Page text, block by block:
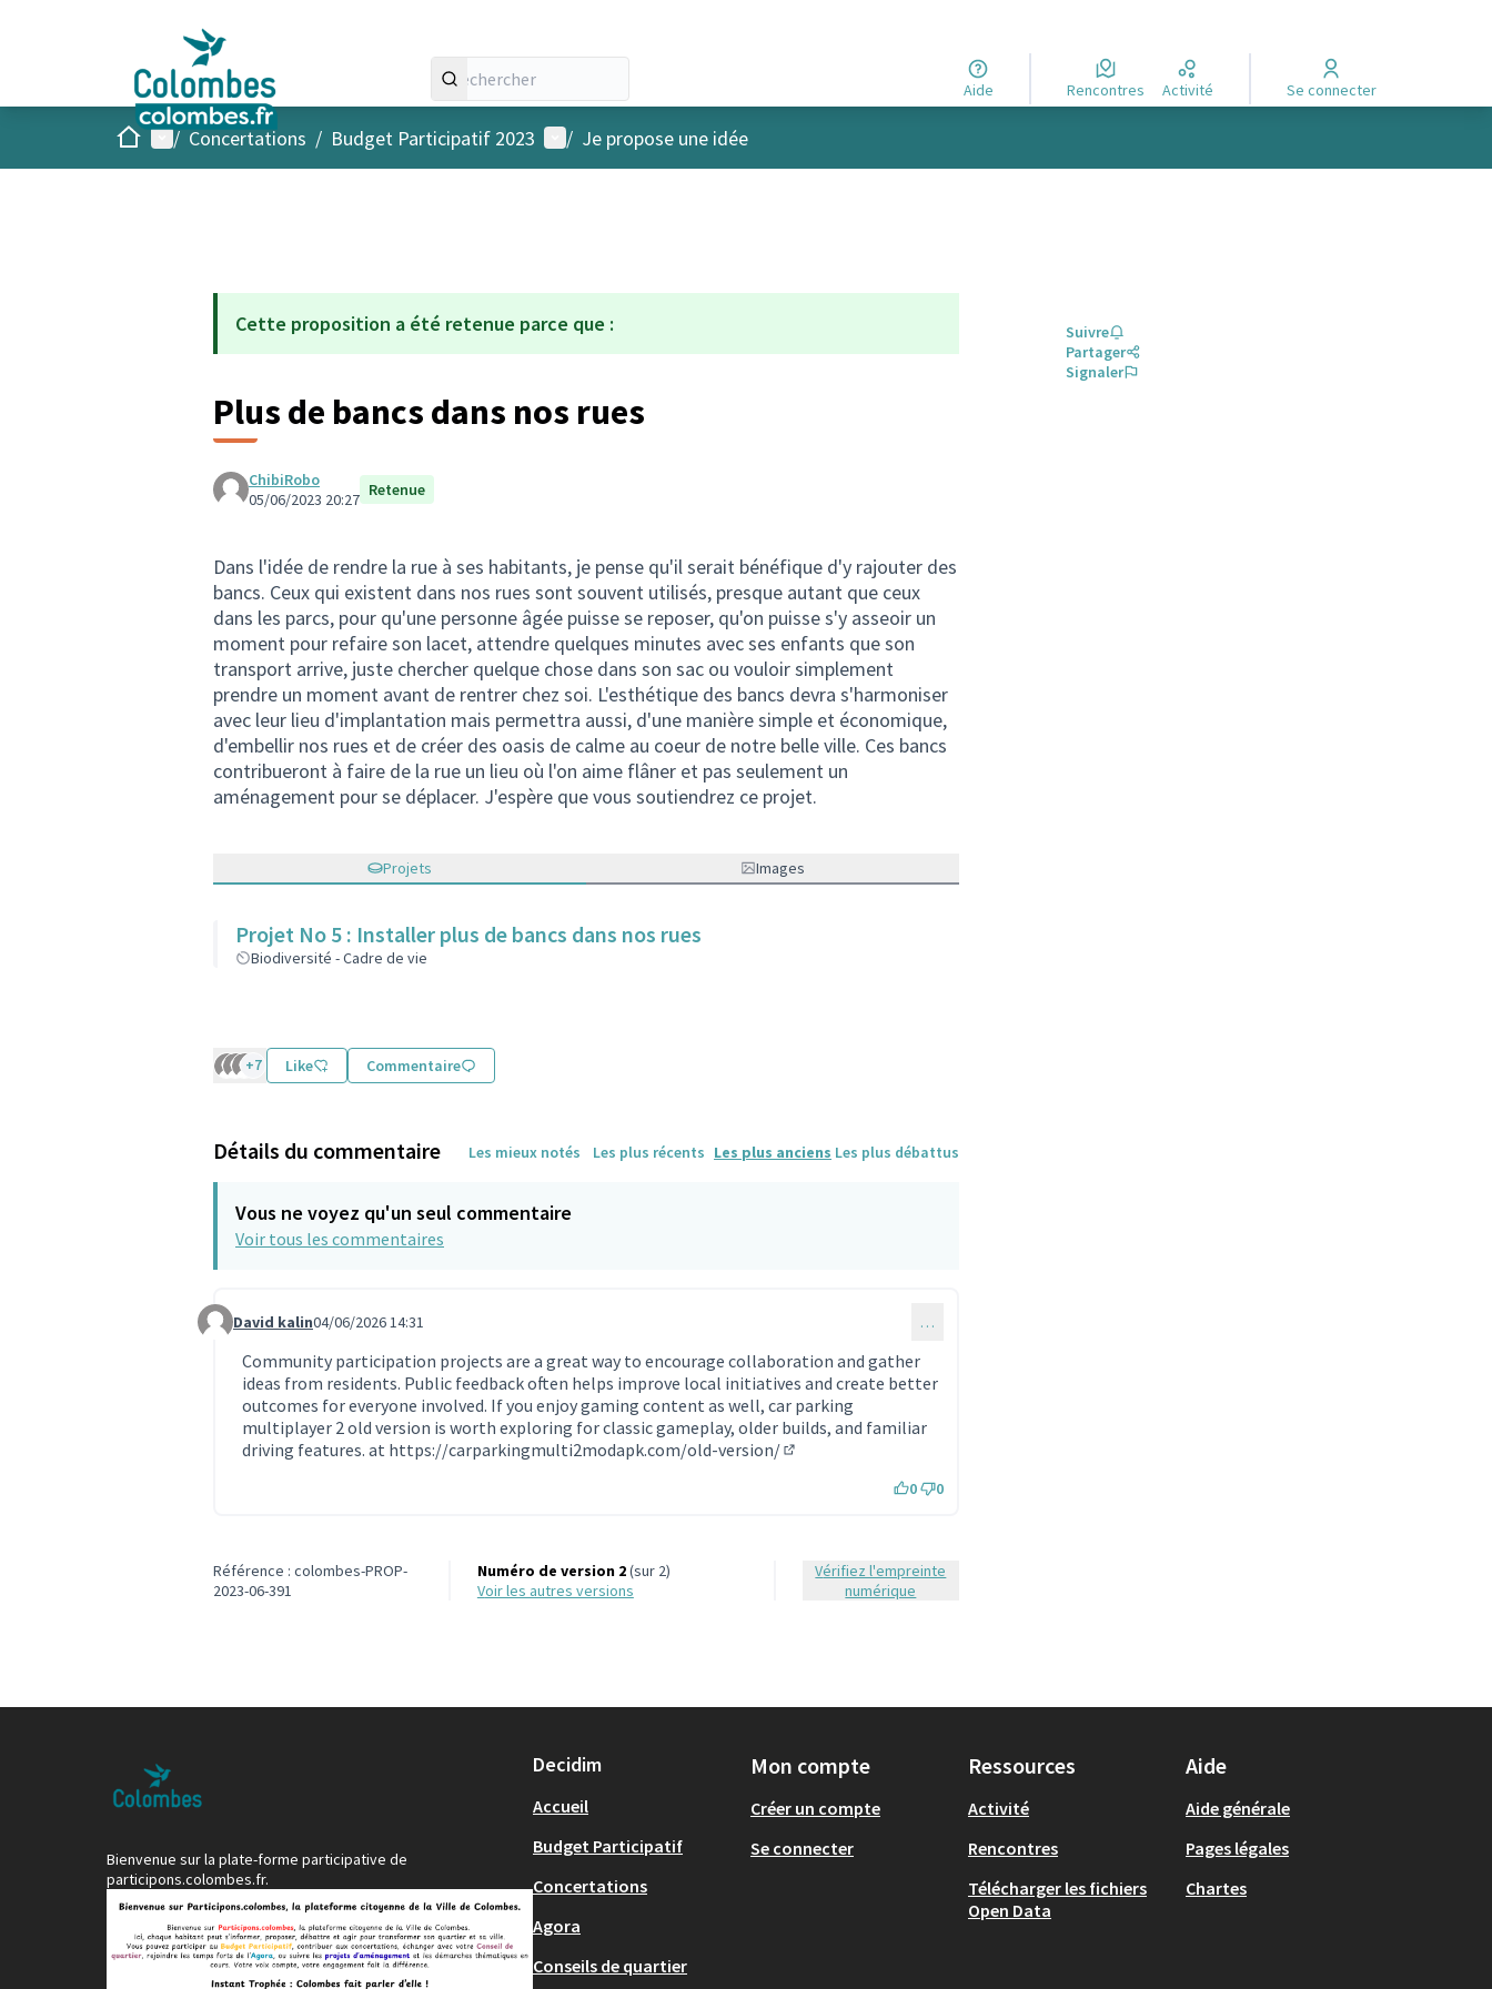
Aide Rencontres Activité Se connecter
AccueilMenu principal
/ Concertations / Budget Participatif 2023 Menu utilisateur
/ Je propose une idée
Cette proposition a été retenue parce que :
Plus de bancs dans nos rues
ChibiRobo
05/06/2023 20:27 Retenue
Dans l'idée de rendre la rue à ses habitants, je pense qu'il serait bénéfique d'y rajouter des
bancs. Ceux qui existent dans nos rues sont souvent utilisés, presque autant que ceux
dans les parcs, pour qu'une personne âgée puisse se reposer, qu'on puisse s'y asseoir un
moment pour refaire son lacet, attendre quelques minutes avec ses enfants que son
transport arrive, juste chercher quelque chose dans son sac ou vouloir simplement
prendre un moment avant de rentrer chez soi. L'esthétique des bancs devra s'harmoniser
avec leur lieu d'implantation mais permettra aussi, d'une manière simple et économique,
d'embellir nos rues et de créer des oasis de calme au coeur de notre belle ville. Ces bancs
contribueront à faire de la rue un lieu où l'on aime flâner et pas seulement un
aménagement pour se déplacer. J'espère que vous soutiendrez ce projet.
Projets Images
Projet No 5 : Installer plus de bancs dans nos rues
Biodiversité - Cadre de vie
+7 Like Commentaire
Suivre
Partager
Signaler
Détails du commentaire Les mieux notés Les plus récents Les plus anciens Les plus débattus
Vous ne voyez qu'un seul commentaire
Voir tous les commentaires
Commentaire 2368 (réponse au commentaire 2247)
David kalin04/06/2026 14:31 …
Community participation projects are a great way to encourage collaboration and gather
ideas from residents. Public feedback often helps improve local initiatives and create better
outcomes for everyone involved. If you enjoy gaming content as well, car parking
multiplayer 2 old version is worth exploring for classic gameplay, older builds, and familiar
driving features. at https://carparkingmulti2modapk.com/old-version/
0 0
Référence : colombes-PROP-
2023-06-391
Numéro de version 2(sur 2)
voir les autres versions
Vérifiez l'empreinte
numérique
Bienvenue sur la plate-forme participative de
participons.colombes.fr.
Decidim
Accueil
Budget Participatif
Concertations
Agora
Conseils de quartier
Mon compte
Créer un compte
Se connecter
Ressources
Activité
Rencontres
Télécharger les fichiers
Open Data
Aide
Aide générale
Pages légales
Chartes